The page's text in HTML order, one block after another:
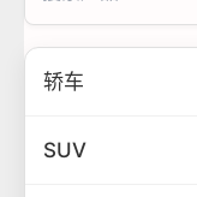
轿车
SUV